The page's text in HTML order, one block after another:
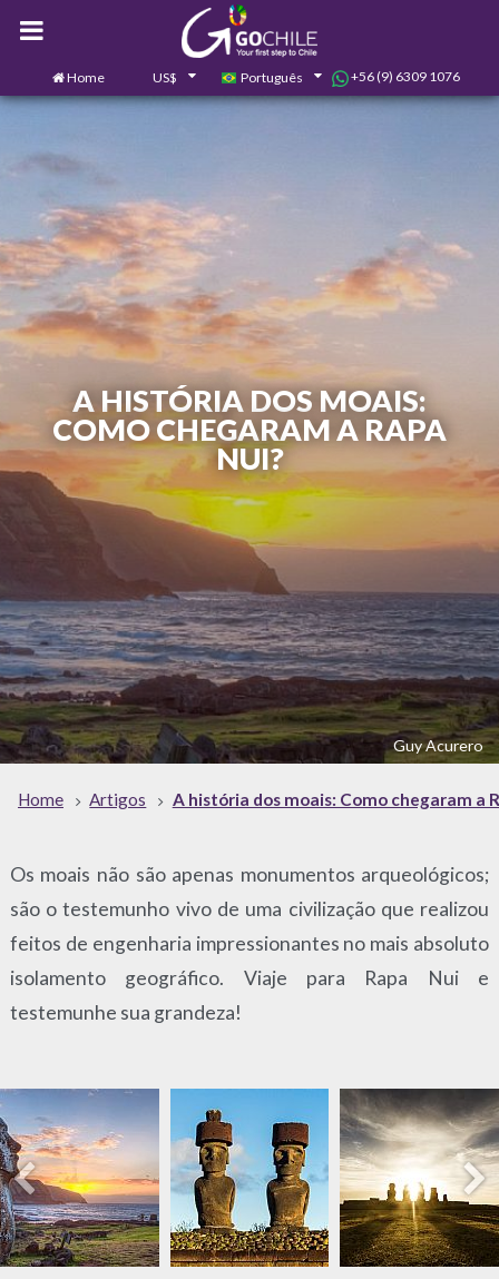
Home US$ Português +56 (9) 6309 1076
A HISTÓRIA DOS MOAIS:
COMO CHEGARAM A RAPA
NUI?
Guy Acurero
Home Artigos A história dos moais: Como chegaram a
Os moais não são apenas monumentos arqueológicos;
são o testemunho vivo de uma civilização que realizou
feitos de engenharia impressionantes no mais absoluto
isolamento geográfico. Viaje para Rapa Nui e
testemunhe sua grandeza!